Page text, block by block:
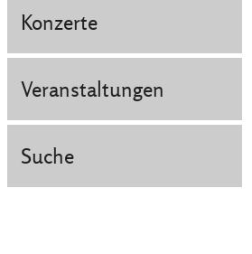
Konzerte
Veranstaltungen
Suche